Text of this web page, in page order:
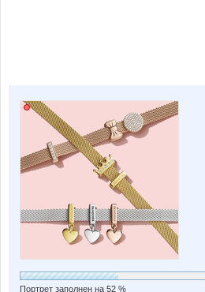
Портрет заполнен на 52 %